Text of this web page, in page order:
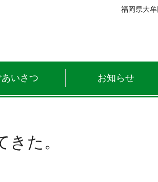
福岡県大
あいさつ お知らせ
た。